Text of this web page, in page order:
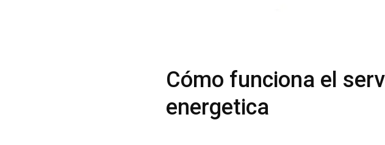
Cómo funciona el
energetica